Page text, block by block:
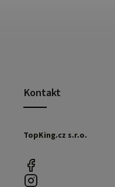
Kontakt
TopKing.cz s.r.o.